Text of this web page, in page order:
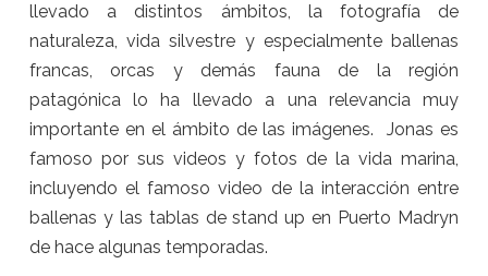
llevado a distintos ámbitos, la fotografía de
naturaleza, vida silvestre y especialmente ballenas
francas, orcas y demás fauna de la región
patagónica lo ha llevado a una relevancia muy
importante en el ámbito de las imágenes. Jonas es
famoso por sus videos y fotos de la vida marina,
incluyendo el famoso video de la interacción entre
ballenas y las tablas de stand up en Puerto Madryn
de hace algunas temporadas.